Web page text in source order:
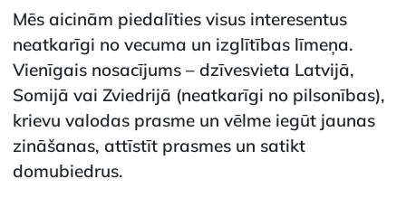
Mēs aicinām piedalīties visus interesentus
neatkarīgi no vecuma un izglītības līmeņa.
Vienīgais nosacījums – dzīvesvieta Latvijā,
Somijā vai Zviedrijā (neatkarīgi no pilsonības),
krievu valodas prasme un vēlme iegūt jaunas
zināšanas, attīstīt prasmes un satikt
domubiedrus.